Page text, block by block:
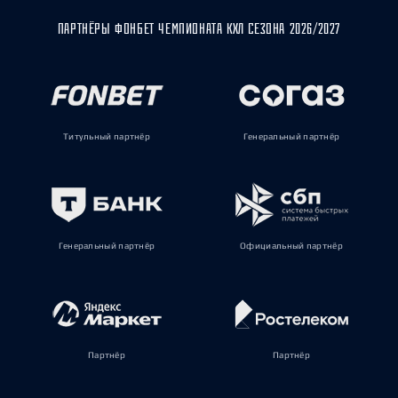
ПАРТНЁРЫ ФОНБЕТ ЧЕМПИОНАТА КХЛ СЕЗОНА 2026/2027
Титульный партнёр Генеральный партнёр
Генеральный партнёр Официальный партнёр
Партнёр Партнёр